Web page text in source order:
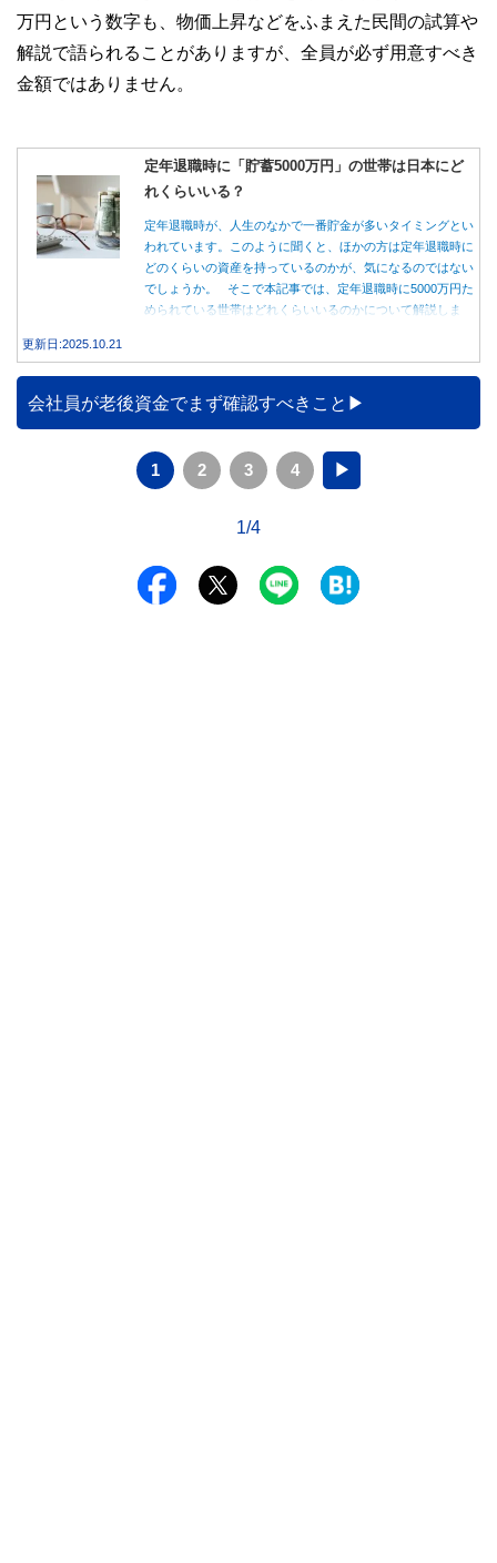
万円という数字も、物価上昇などをふまえた民間の試算や
解説で語られることがありますが、全員が必ず用意すべき
金額ではありません。
定年退職時に「貯蓄5000万円」の世帯は日本にど
れくらいいる？
定年退職時が、人生のなかで一番貯金が多いタイミングとい
われています。このように聞くと、ほかの方は定年退職時に
どのくらいの資産を持っているのかが、気になるのではない
でしょうか。 そこで本記事では、定年退職時に5000万円た
められている世帯はどれくらいいるのかについて解説しま
更新日:2025.10.21
会社員が老後資金でまず確認すべきこと
1 2 3 4 ▶
1/4